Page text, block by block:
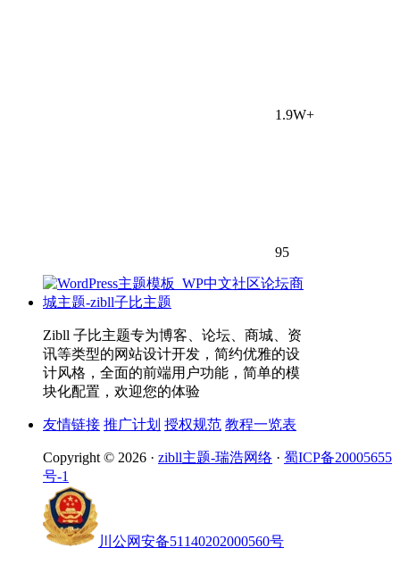
1.9W+
95
Zibll 子比主题专为博客、论坛、商城、资
讯等类型的网站设计开发，简约优雅的设
计风格，全面的前端用户功能，简单的模
块化配置，欢迎您的体验
友情链接 推广计划 授权规范 教程一览表
Copyright © 2026 · zibll主题-瑞浩网络 · 蜀ICP备20005655
号-1
川公网安备51140202000560号